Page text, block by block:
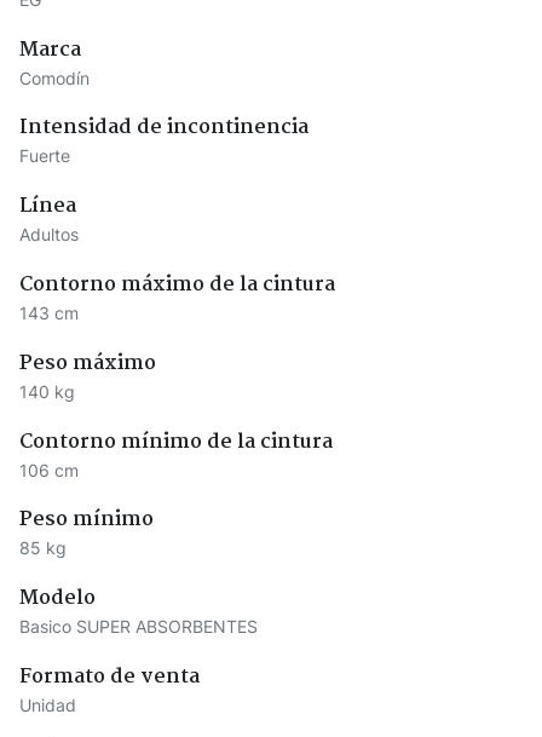
Marca
Comodín
Intensidad de incontinencia
Fuerte
Línea
Adultos
Contorno máximo de la cintura
143 cm
Peso máximo
140 kg
Contorno mínimo de la cintura
106 cm
Peso mínimo
85 kg
Modelo
Basico SUPER ABSORBENTES
Formato de venta
Unidad